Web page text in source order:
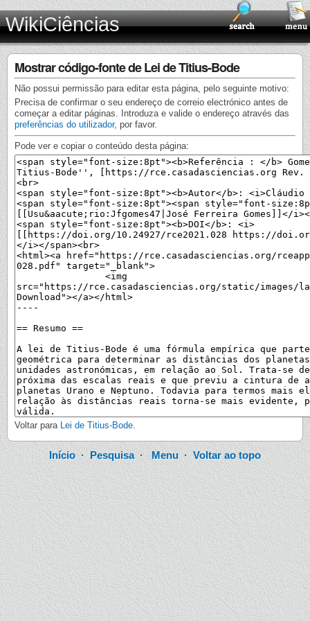
WikiCiências
Mostrar código-fonte de Lei de Titius-Bode
Não possui permissão para editar esta página, pelo seguinte motivo:
Precisa de confirmar o seu endereço de correio electrónico antes de
começar a editar páginas. Introduza e valide o endereço através das
preferências do utilizador, por favor.
Pode ver e copiar o conteúdo desta página:
Voltar para Lei de Titius-Bode.
Início·Pesquisa·Menu· Voltar ao topo